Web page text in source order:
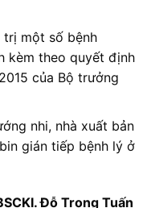
trị một số bệnh
kèm theo quyết định
của Bộ trưởng
nhi, nhà xuất bản
gián tiếp bệnh lý ở
Đỗ Trọng Tuấn